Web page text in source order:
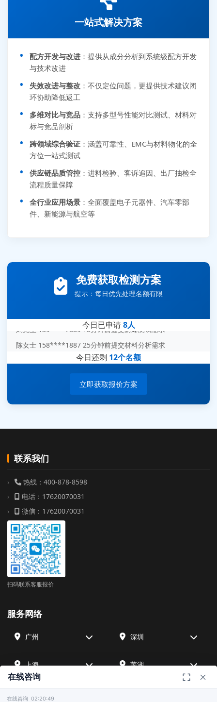
一站式解决方案
配方开发与改进 ：提供从成分分析到系统级配方开发
与技术改进
失效改进与整改 ：不仅定位问题，更提供技术建议闭
环协助降低返工
多维对比与竞品 ：支持多型号性能对比测试、材料对
标与竞品剖析
跨领域综合验证 ：涵盖可靠性、EMC与材料物化的全
方位一站式测试
供应链品质管控 ：进料检验、客诉追因、出厂抽检全
流程质量保障
全行业应用场景 ：全面覆盖电子元器件、汽车零部
件、新能源与航空等
免费获取检测方案
提示：每日优先处理名额有限
今日已申请8人
李女士 159****5393 3分钟前提交可靠性测试需求
王经理 186****9012 7分钟前提交并网/涉网试验需求
刘先生 139****7889 18分钟前提交防爆测试需求
陈女士 158****1887 25分钟前提交材料分析需求
杨经理 187****6696 30分钟前提交无人机测试需求
周总 136****0539 35分钟前提交机器人测试需求
今日还剩 12个名额
立即获取报价方案
联系我们
热线：400-878-8598
电话：17620070031
微信：17620070031
扫码联系客服报价
服务网络
广州 深圳
上海 芜湖
在线咨询
在线咨询 02:20:49